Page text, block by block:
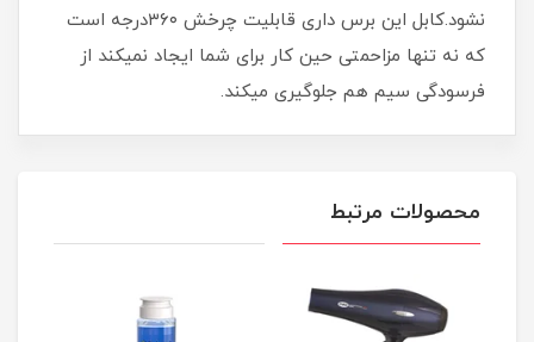
نشود.کابل این برس داری قابلیت چرخش ۳۶۰درجه است
که نه تنها مزاحمتی حین کار برای شما ایجاد نمیکند از
فرسودگی سیم هم جلوگیری میکند.
محصولات مرتبط